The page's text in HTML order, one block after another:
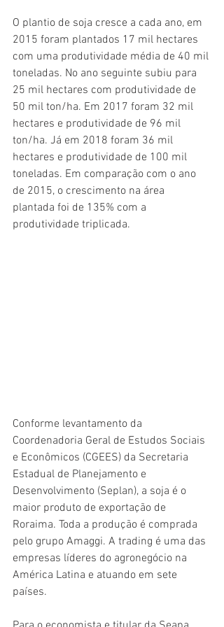
O plantio de soja cresce a cada ano, em
2015 foram plantados 17 mil hectares
com uma produtividade média de 40 mil
toneladas. No ano seguinte subiu para
25 mil hectares com produtividade de
50 mil ton/ha. Em 2017 foram 32 mil
hectares e produtividade de 96 mil
ton/ha. Já em 2018 foram 36 mil
hectares e produtividade de 100 mil
toneladas. Em comparação com o ano
de 2015, o crescimento na área
plantada foi de 135% com a
produtividade triplicada.
Conforme levantamento da
Coordenadoria Geral de Estudos Sociais
e Econômicos (CGEES) da Secretaria
Estadual de Planejamento e
Desenvolvimento (Seplan), a soja é o
maior produto de exportação de
Roraima. Toda a produção é comprada
pelo grupo Amaggi. A trading é uma das
empresas líderes do agronegócio na
América Latina e atuando em sete
países.